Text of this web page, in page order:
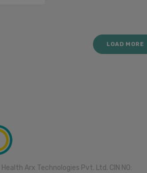
LOAD MORE
Health Arx Technologies Pvt. Ltd. CIN NO: